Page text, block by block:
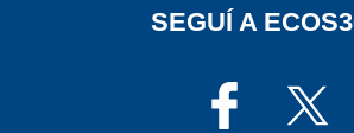
SEGUÍ A